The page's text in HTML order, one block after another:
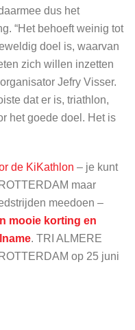
dus het
“Het behoeft weinig tot
doel is, waarvan
zich willen inzetten
Jefry Visser.
dat er is, triathlon,
het goede doel. Het is
de KiKathlon – je kunt
maar
meedoen –
mooie korting en
. TRI ALMERE
op 25 juni